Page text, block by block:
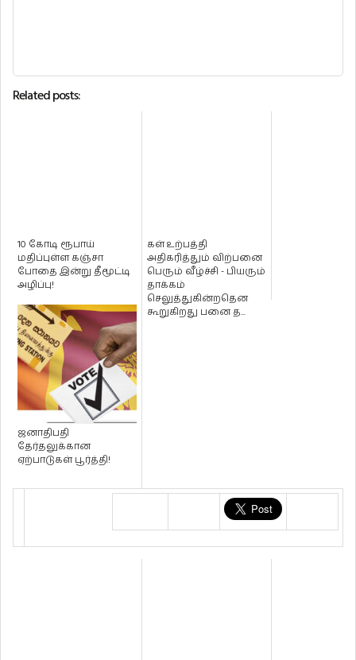
Related posts:
10 கோடி ரூபாய்
மதிப்புள்ள கஞ்சா
போதை இன்று தீமூட்டி
அழிப்பு!
கள் உற்பத்தி
அதிகரித்தும் விற்பனை
பெரும் வீழ்ச்சி - பியரும்
தாக்கம்
செலுத்துகின்றதென
கூறுகிறது பனை த...
ஜனாதிபதி
தேர்தலுக்கான
ஏற்பாடுகள் பூர்த்தி!